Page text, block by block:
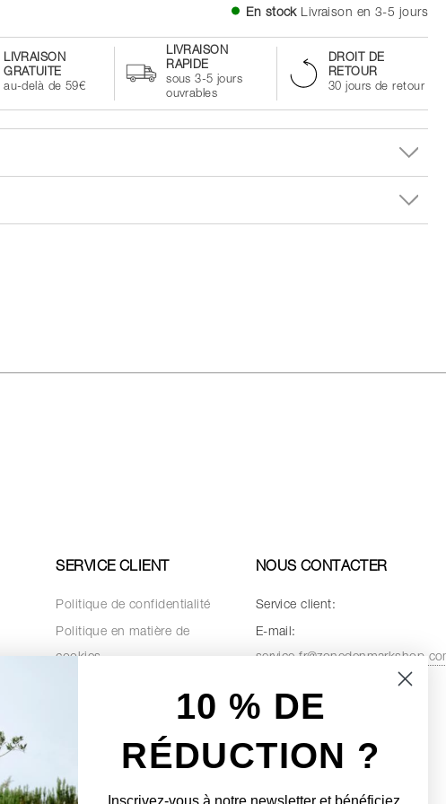
En stock Livraison en 3-5 jours
LIVRAISON
GRATUITE
au-delà de 59€
LIVRAISON
RAPIDE
sous 3-5 jours
ouvrables
DROIT DE
RETOUR
30 jours de retour
SERVICE CLIENT
Politique de confidentialité
Politique en matière de
cookies
NOUS CONTACTER
Service client:
E-mail:
10 % DE
RÉDUCTION ?
Inscrivez-vous à notre newsletter et bénéficiez